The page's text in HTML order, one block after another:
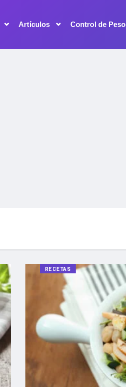
Artículos Control de Peso
RECETAS